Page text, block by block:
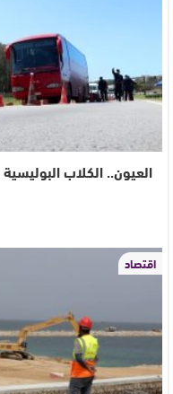
العيون.. الكلاب
اقتصاد